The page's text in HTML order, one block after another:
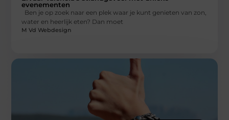
evenementen
Ben je op zoek naar een plek waar je kunt genieten van zon,
water en heerlijk eten? Dan moet
M Vd Webdesign